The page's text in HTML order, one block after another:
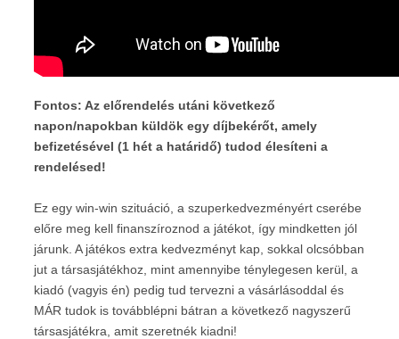
Fontos: Az előrendelés utáni következő
napon/napokban küldök egy díjbekérőt, amely
befizetésével (1 hét a határidő) tudod élesíteni a
rendelésed!
Ez egy win-win szituáció, a szuperkedvezményért cserébe
előre meg kell finanszíroznod a játékot, így mindketten jól
járunk. A játékos extra kedvezményt kap, sokkal olcsóbban
jut a társasjátékhoz, mint amennyibe ténylegesen kerül, a
kiadó (vagyis én) pedig tud tervezni a vásárlásoddal és
MÁR tudok is továbblépni bátran a következő nagyszerű
társasjátékra, amit szeretnék kiadni!